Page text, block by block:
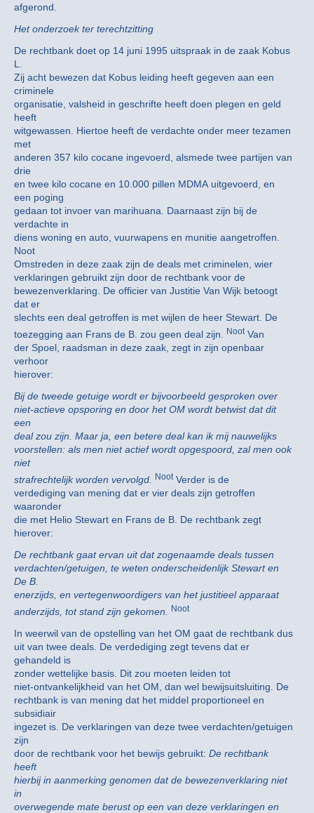
afgerond.
Het onderzoek ter terechtzitting
De rechtbank doet op 14 juni 1995 uitspraak in de zaak Kobus
L.
Zij acht bewezen dat Kobus leiding heeft gegeven aan een
criminele
organisatie, valsheid in geschrifte heeft doen plegen en geld
heeft
witgewassen. Hiertoe heeft de verdachte onder meer tezamen
met
anderen 357 kilo cocane ingevoerd, alsmede twee partijen van
drie
en twee kilo cocane en 10.000 pillen MDMA uitgevoerd, en
een poging
gedaan tot invoer van marihuana. Daarnaast zijn bij de
verdachte in
diens woning en auto, vuurwapens en munitie aangetroffen.
Noot
Omstreden in deze zaak zijn de deals met criminelen, wier
verklaringen gebruikt zijn door de rechtbank voor de
bewezenverklaring. De officier van Justitie Van Wijk betoogt
dat er
slechts een deal getroffen is met wijlen de heer Stewart. De
toezegging aan Frans de B. zou geen deal zijn.
NootVan
der Spoel, raadsman in deze zaak, zegt in zijn openbaar
verhoor
hierover:
Bij de tweede getuige wordt er bijvoorbeeld gesproken over
niet-actieve opsporing en door het OM wordt betwist dat dit
een
deal zou zijn. Maar ja, een betere deal kan ik mij nauwelijks
voorstellen: als men niet actief wordt opgespoord, zal men ook
niet
strafrechtelijk worden vervolgd.
NootVerder is de
verdediging van mening dat er vier deals zijn getroffen
waaronder
die met Helio Stewart en Frans de B. De rechtbank zegt
hierover:
De rechtbank gaat ervan uit dat zogenaamde deals tussen
verdachten/getuigen, te weten onderscheidenlijk Stewart en
De B.
enerzijds, en vertegenwoordigers van het justitieel apparaat
anderzijds, tot stand zijn gekomen.
Noot
In weerwil van de opstelling van het OM gaat de rechtbank dus
uit van twee deals. De verdediging zegt tevens dat er
gehandeld is
zonder wettelijke basis. Dit zou moeten leiden tot
niet-ontvankelijkheid van het OM, dan wel bewijsuitsluiting. De
rechtbank is van mening dat het middel proportioneel en
subsidiair
ingezet is. De verklaringen van deze twee verdachten/getuigen
zijn
door de rechtbank voor het bewijs gebruikt: De rechtbank
heeft
hierbij in aanmerking genomen dat de bewezenverklaring niet
in
overwegende mate berust op een van deze verklaringen en